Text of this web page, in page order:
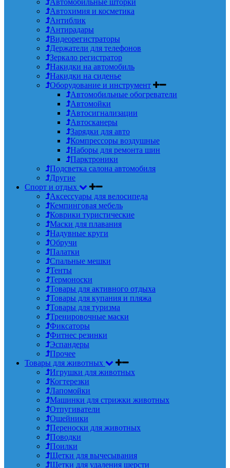
Автохимия и косметика
Антиблик
Антирадары
Видеорегистраторы
Держатели для телефонов
Зеркало регистратор
Накидки на автомобиль
Накидки на сиденье
Оборудование и инструмент
Автомобильные обогреватели
Автомойки
Автосигнализации
Автосканеры
Зарядки для авто
Компрессоры воздушные
Наборы для ремонта шин
Парктроники
Подсветка салона автомобиля
Другие
Спорт и отдых
Аксессуары для велосипеда
Кемпинговая мебель
Коврики туристические
Маски для плавания
Надувные круги
Обручи
Палатки
Спальные мешки
Тенты
Термоноски
Товары для активного отдыха
Товары для купания и пляжа
Товары для туризма
Тренировочные маски
Фиксаторы
Фитнес резинки
Эспандеры
Прочее
Товары для животных
Игрушки для животных
Когтерезки
Лапомойки
Машинки для стрижки животных
Отпугиватели
Ошейники
Переноски для животных
Поводки
Поилки
Щетки для вычесывания
Щетки для удаления шерсти